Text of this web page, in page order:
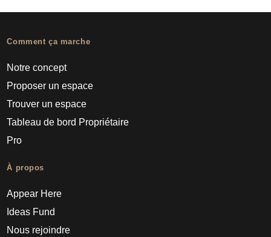
Comment ça marche
Notre concept
Proposer un espace
Trouver un espace
Tableau de bord Propriétaire
Pro
À propos
Appear Here
Ideas Fund
Nous rejoindre